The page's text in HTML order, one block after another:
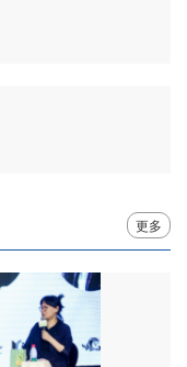
更多